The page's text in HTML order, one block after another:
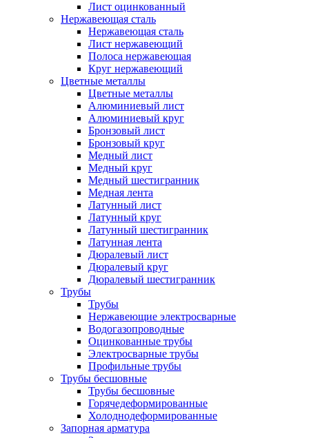
Лист оцинкованный
Нержавеющая сталь
Нержавеющая сталь
Лист нержавеющий
Полоса нержавеющая
Круг нержавеющий
Цветные металлы
Цветные металлы
Алюминиевый лист
Алюминиевый круг
Бронзовый лист
Бронзовый круг
Медный лист
Медный круг
Медный шестигранник
Медная лента
Латунный лист
Латунный круг
Латунный шестигранник
Латунная лента
Дюралевый лист
Дюралевый круг
Дюралевый шестигранник
Трубы
Трубы
Нержавеющие электросварные
Водогазопроводные
Оцинкованные трубы
Электросварные трубы
Профильные трубы
Трубы бесшовные
Трубы бесшовные
Горячедеформированные
Холоднодеформированные
Запорная арматура